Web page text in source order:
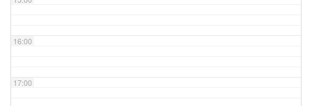
16:00
17:00